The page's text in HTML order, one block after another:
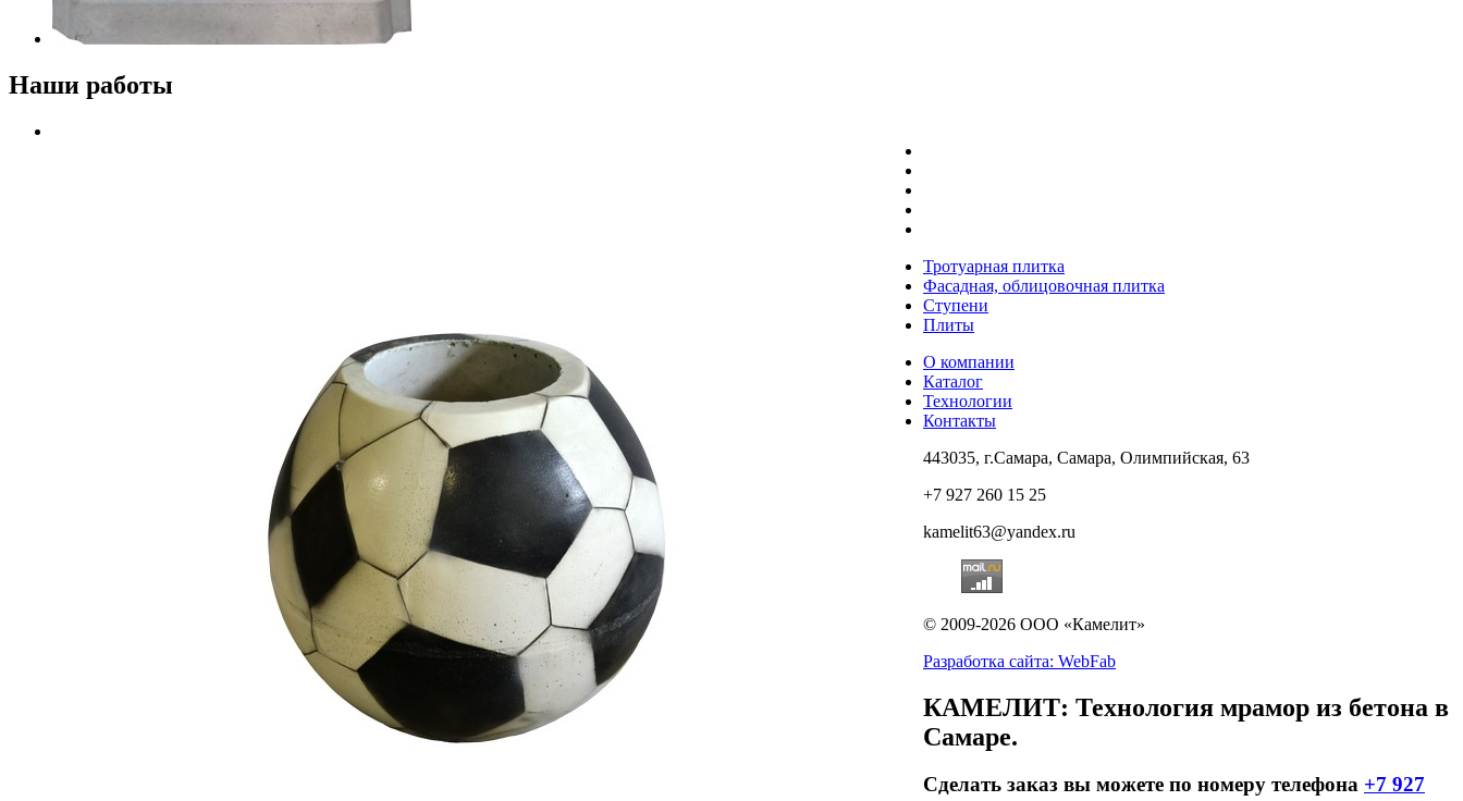
Наши работы
Тротуарная плитка
Фасадная, облицовочная плитка
Ступени
Плиты
О компании
Каталог
Технологии
Контакты
443035, г.Самара, Самара, Олимпийская, 63
+7 927 260 15 25
kamelit63@yandex.ru
© 2009-2026 ООО «Камелит»
Разработка сайта: WebFab
КАМЕЛИТ: Технология мрамор из бетона в
Самаре.
Сделать заказ вы можете по номеру телефона +7 927